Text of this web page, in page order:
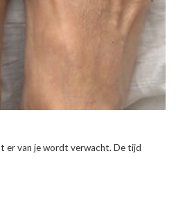
er van je wordt verwacht. De tijd